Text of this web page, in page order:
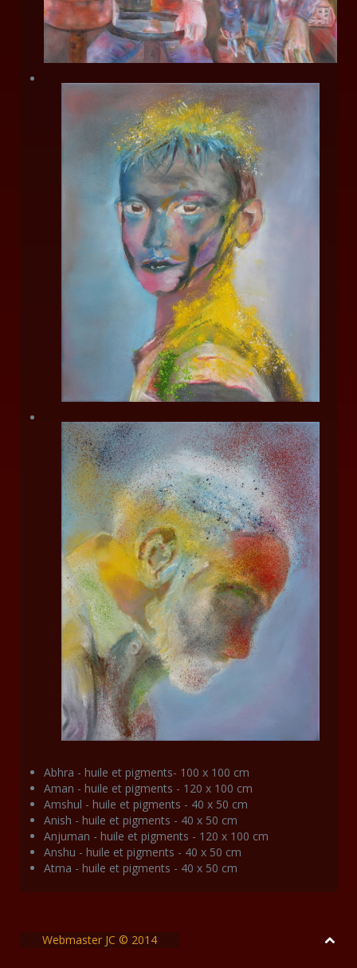
Abhra - huile et pigments- 100 x 100 cm
Aman - huile et pigments - 120 x 100 cm
Amshul - huile et pigments - 40 x 50 cm
Anish - huile et pigments - 40 x 50 cm
Anjuman - huile et pigments - 120 x 100 cm
Anshu - huile et pigments - 40 x 50 cm
Atma - huile et pigments - 40 x 50 cm
Webmaster JC © 2014